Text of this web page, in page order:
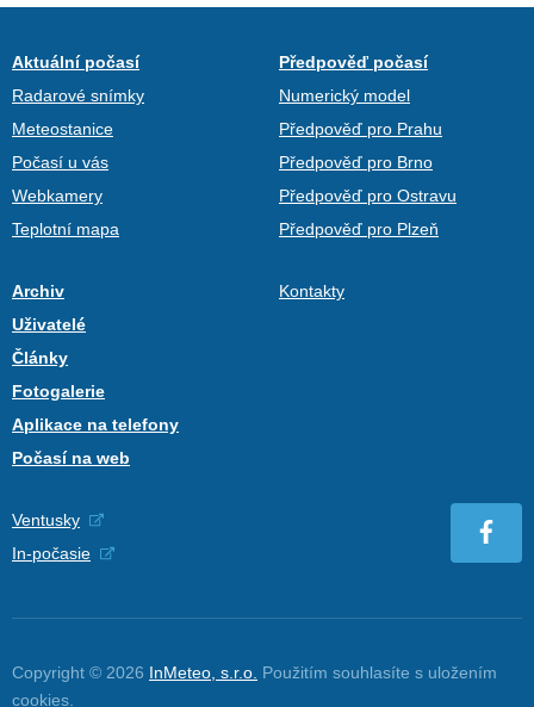
Aktuální počasí
Radarové snímky
Meteostanice
Počasí u vás
Webkamery
Teplotní mapa
Předpověď počasí
Numerický model
Předpověď pro Prahu
Předpověď pro Brno
Předpověď pro Ostravu
Předpověď pro Plzeň
Archiv
Uživatelé
Články
Fotogalerie
Aplikace na telefony
Počasí na web
Kontakty
Ventusky
In-počasie
Copyright © 2026 InMeteo, s.r.o. Použitím souhlasíte s uložením
cookies